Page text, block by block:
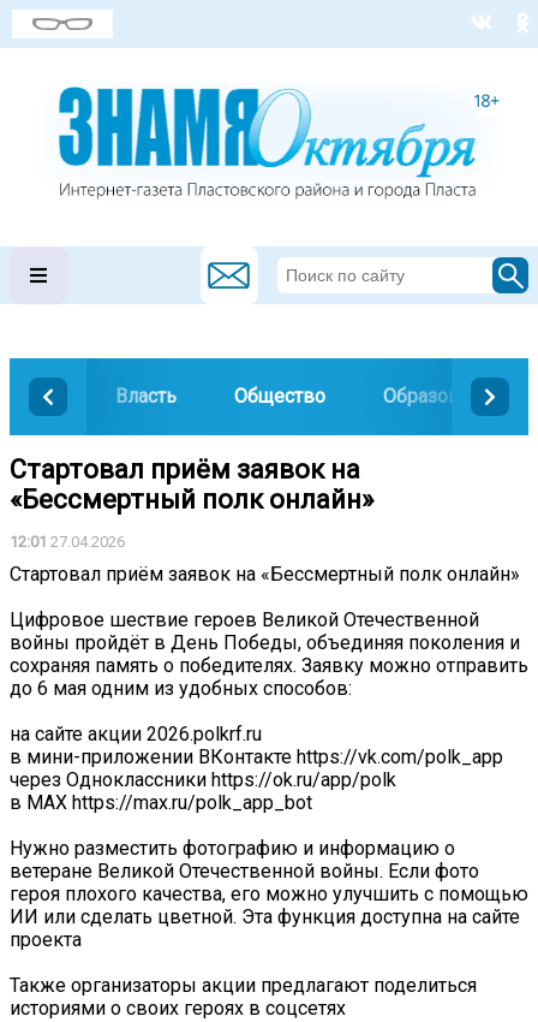
Власть Общество Образование
Стартовал приём заявок на
«Бессмертный полк онлайн»
12:01 27.04.2026
Стартовал приём заявок на «Бессмертный полк онлайн»
Цифровое шествие героев Великой Отечественной
войны пройдёт в День Победы, объединяя поколения и
сохраняя память о победителях. Заявку можно отправить
до 6 мая одним из удобных способов:
на сайте акции 2026.polkrf.ru
в мини-приложении ВКонтакте https://vk.com/polk_app
через Одноклассники https://ok.ru/app/polk
в МАХ https://max.ru/polk_app_bot
Нужно разместить фотографию и информацию о
ветеране Великой Отечественной войны. Если фото
героя плохого качества, его можно улучшить с помощью
ИИ или сделать цветной. Эта функция доступна на сайте
проекта
Также организаторы акции предлагают поделиться
историями о своих героях в соцсетях